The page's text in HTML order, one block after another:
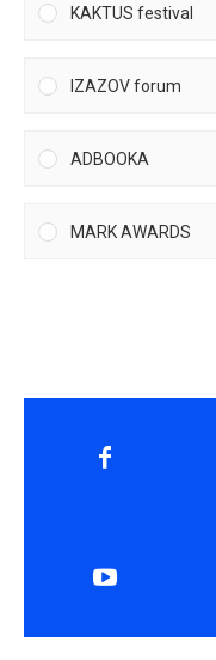
KAKTUS festival
IZAZOV forum
ADBOOKA
MARK AWARDS